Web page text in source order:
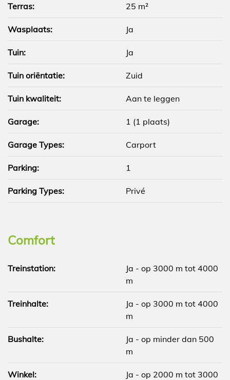
Terras: 25 m²
Wasplaats: Ja
Tuin: Ja
Tuin oriëntatie: Zuid
Tuin kwaliteit: Aan te leggen
Garage: 1 (1 plaats)
Garage Types: Carport
Parking: 1
Parking Types: Privé
Comfort
Treinstation:
Ja - op 3000 m tot 4000
m
Treinhalte:
Ja - op 3000 m tot 4000
m
Bushalte:
Ja - op minder dan 500
m
Winkel:
Ja - op 2000 m tot 3000